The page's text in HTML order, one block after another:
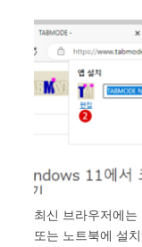
최신 브라우저에
또는 노트북에 설